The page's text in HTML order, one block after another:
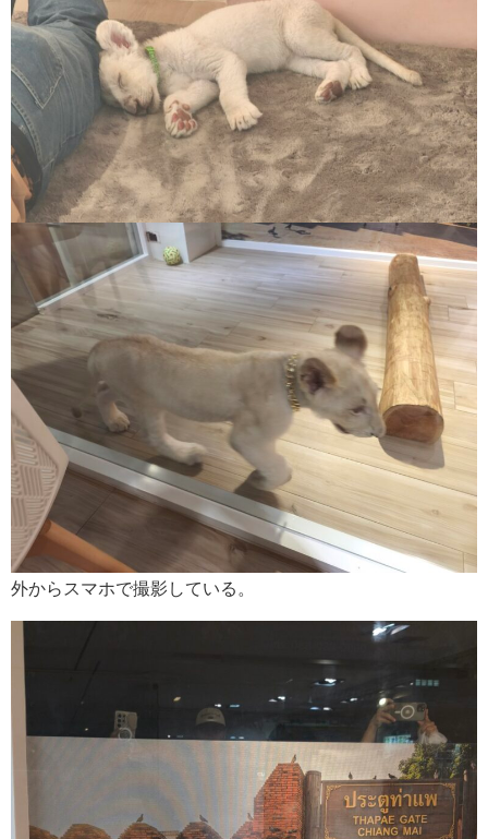
外からスマホで撮影している。